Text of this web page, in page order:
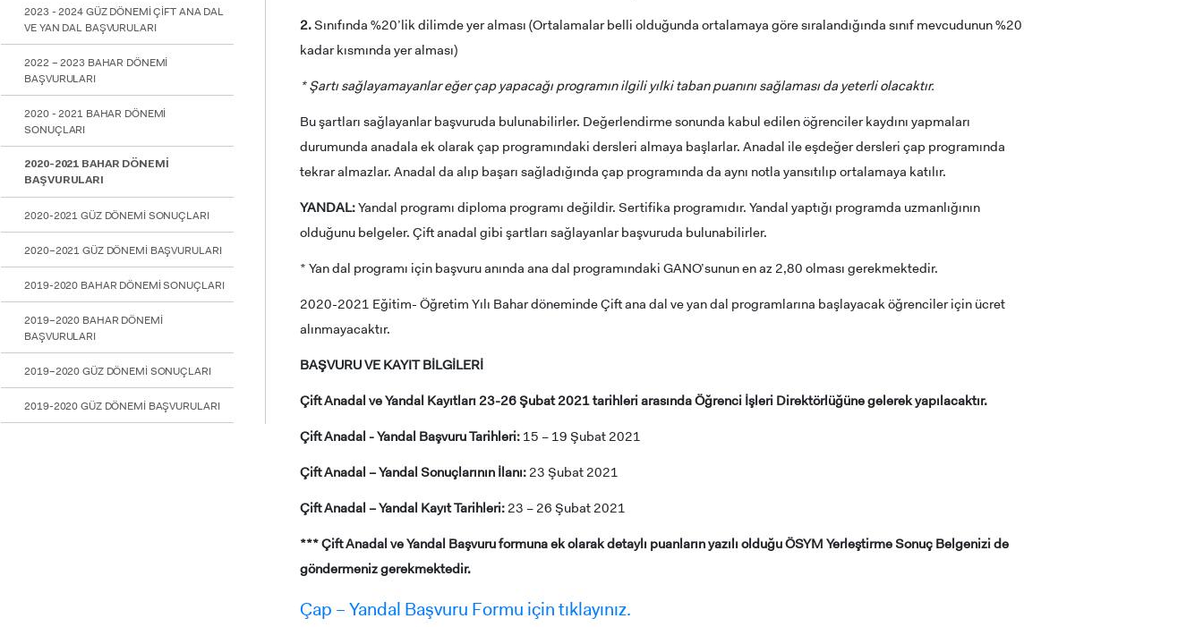
menüsünü
açmak
Control-
STUDENT
ENSTİTÜSÜ
2023 - 2024 GÜZ DÖNEMİ ÇİFT ANA DAL
VE YAN DAL BAŞVURULARI
2022 – 2023 BAHAR DÖNEMİ
BAŞVURULARI
2020 - 2021 BAHAR DÖNEMİ
SONUÇLARI
2020-2021 BAHAR DÖNEMİ
BAŞVURULARI
2020-2021 GÜZ DÖNEMİ SONUÇLARI
2020–2021 GÜZ DÖNEMİ BAŞVURULARI
2019-2020 BAHAR DÖNEMİ SONUÇLARI
2019–2020 BAHAR DÖNEMİ
BAŞVURULARI
2019–2020 GÜZ DÖNEMİ SONUÇLARI
2019-2020 GÜZ DÖNEMİ BAŞVURULARI
2.Sınıfında %20’lik dilimde yer alması (Ortalamalar belli olduğunda ortalamaya göre sıralandığında sınıf mevcudunun %20
kadar kısmında yer alması)
* Şartı sağlayamayanlar eğer çap yapacağı programın ilgili yılki taban puanını sağlaması da yeterli olacaktır.
Bu şartları sağlayanlar başvuruda bulunabilirler. Değerlendirme sonunda kabul edilen öğrenciler kaydını yapmaları
durumunda anadala ek olarak çap programındaki dersleri almaya başlarlar. Anadal ile eşdeğer dersleri çap programında
tekrar almazlar. Anadal da alıp başarı sağladığında çap programında da aynı notla yansıtılıp ortalamaya katılır.
YANDAL:Yandal programı diploma programı değildir. Sertifika programıdır. Yandal yaptığı programda uzmanlığının
olduğunu belgeler. Çift anadal gibi şartları sağlayanlar başvuruda bulunabilirler.
* Yan dal programı için başvuru anında ana dal programındaki GANO’sunun en az 2,80 olması gerekmektedir.
2020-2021 Eğitim- Öğretim Yılı Bahar döneminde Çift ana dal ve yan dal programlarına başlayacak öğrenciler için ücret
alınmayacaktır.
BAŞVURU VE KAYIT BİLGİLERİ
Çift Anadal ve Yandal Kayıtları 23-26 Şubat 2021 tarihleri arasında Öğrenci İşleri Direktörlüğüne gelerek yapılacaktır.
Çift Anadal - Yandal Başvuru Tarihleri:15 – 19 Şubat 2021
Çift Anadal – Yandal Sonuçlarının İlanı: 23 Şubat 2021
Çift Anadal – Yandal Kayıt Tarihleri:23 – 26 Şubat 2021
*** Çift Anadal ve Yandal Başvuru formuna ek olarak detaylı puanların yazılı olduğu ÖSYM Yerleştirme Sonuç Belgenizi de
göndermeniz gerekmektedir.
Çap – Yandal Başvuru Formu için tıklayınız.